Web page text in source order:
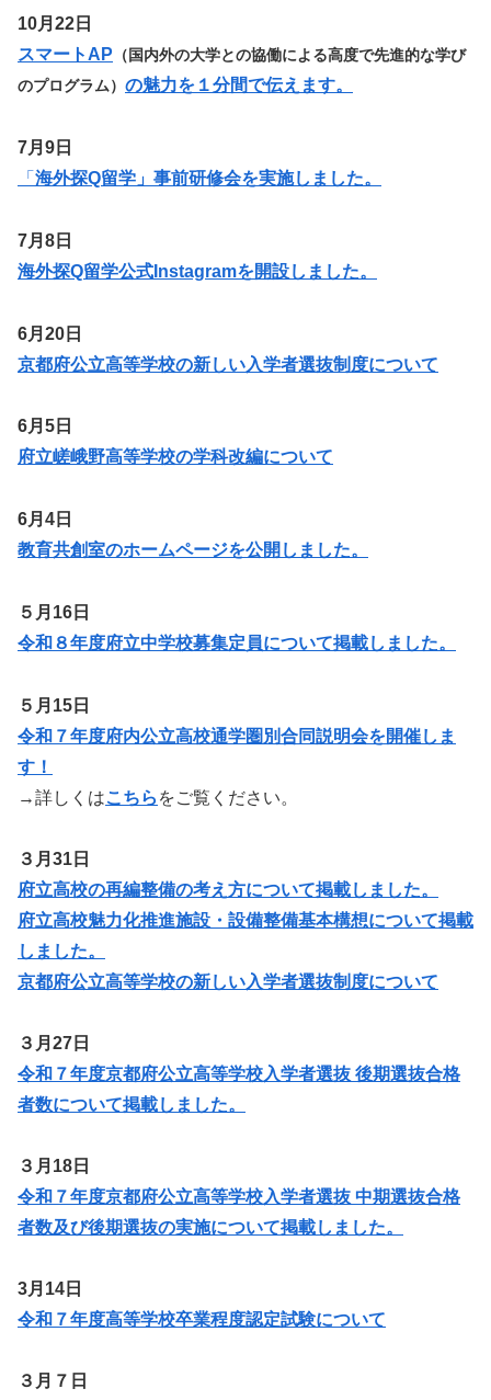
10月22日
スマートAP （国内外の大学との協働による高度で先進的な学び
のプログラム） の魅力を１分間で伝えます。
7月9日
「 海外探Q留学」事前研修会を実施しました。
7月8日
海外探Q留学公式Instagramを開設しました。
6月20日
京都府公立高等学校の新しい入学者選抜制度について
6月5日
府立嵯峨野高等学校の学科改編について
6月4日
教育共創室のホームページを公開しました。
５月16日
令和８年度府立中学校募集定員について掲載しました。
５月15日
令和７年度府内公立高校通学圏別合同説明会を開催しま
す！
→詳しくはこちら をご覧ください。
３月31日
府立高校の再編整備の考え方について掲載しました。
府立高校魅力化推進施設・設備整備基本構想について掲載
しました。
京都府公立高等学校の新しい入学者選抜制度について
３月27日
令和７年度京都府公立高等学校入学者選抜 後期選抜合格
者数について掲載しました。
３月18日
令和７年度京都府公立高等学校入学者選抜 中期選抜合格
者数及び後期選抜の実施について掲載しました。
3月14日
令和７年度高等学校卒業程度認定試験について
３月７日